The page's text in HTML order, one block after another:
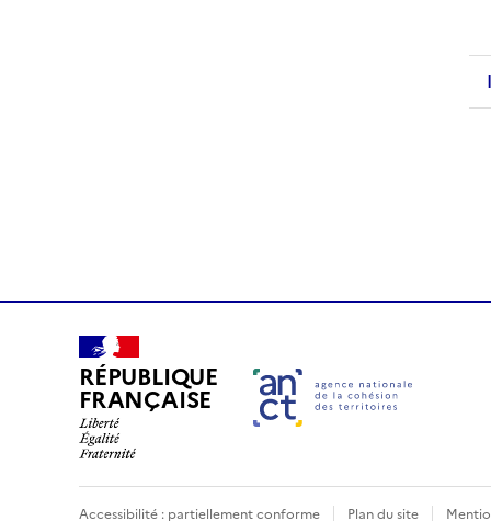
RÉPUBLIQUE
FRANÇAISE
Accessibilité : partiellement conforme Plan du site